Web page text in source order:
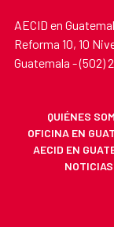
AECID en
Reforma 10, 10
Guatemala - (502)
QUIÉNES
OFICINA EN
AECID EN
NOTICIAS